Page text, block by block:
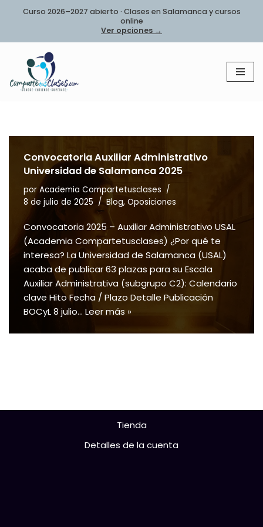
al
contenido
Curso 2026–2027 abierto · Clases en Salamanca y cursos
online
Ver opciones →
Convocatoria Auxiliar Administrativo
Universidad de Salamanca 2025
por Academia Compartetusclases
8 de julio de 2025
Blog, Oposiciones
Convocatoria 2025 – Auxiliar Administrativo USAL
(Academia Compartetusclases) ¿Por qué te
interesa? La Universidad de Salamanca (USAL)
acaba de publicar 63 plazas para su Escala
Auxiliar Administrativa (subgrupo C2): Calendario
clave Hito Fecha / Plazo Detalle Publicación
BOCyL 8 julio… Leer más »
Tienda
Detalles de la cuenta